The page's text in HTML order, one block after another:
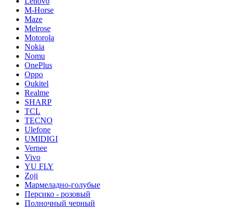
M-Horse
Maze
Melrose
Motorola
Nokia
Nomu
OnePlus
Oppo
Oukitel
Realme
SHARP
TCL
TECNO
Ulefone
UMIDIGI
Vernee
Vivo
YU FLY
Zoji
Мармеладно-голубые
Персико - розовый
Полночный черный